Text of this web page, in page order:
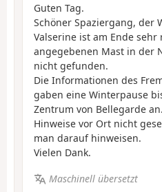
Guten Tag.
Schöner Spaziergang, der
Valserine ist am Ende
angegebenen Mast in der
nicht gefunden.
Die Informationen des
gaben eine Winterpause
Zentrum von Bellegarde
Hinweise vor Ort nicht
man darauf hinweisen.
Vielen Dank.
Maschinell übersetzt